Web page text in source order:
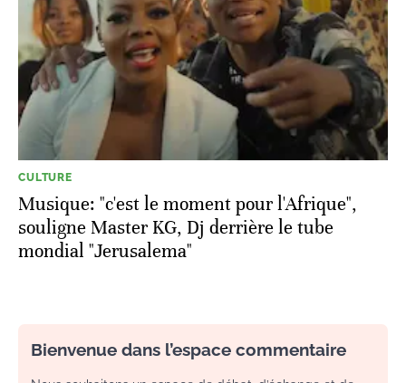
CULTURE
Musique: "c'est le moment pour l'Afrique",
souligne Master KG, Dj derrière le tube
mondial "Jerusalema"
Bienvenue dans l’espace commentaire